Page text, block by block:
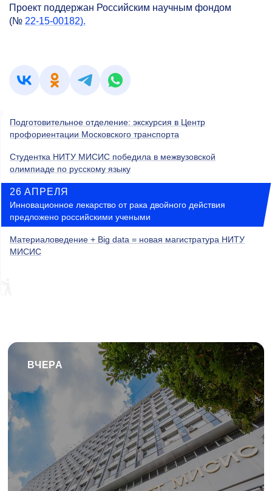
Проект поддержан Российским научным фондом
(№ 22-15-00182).
Подготовительное отделение: экскурсия в Центр
профориентации Московского транспорта
Студентка НИТУ МИСИС победила в межвузовской
олимпиаде по русскому языку
26 АПРЕЛЯ
Инновационное лекарство от рака двойного действия
предложено российскими учеными
Материаловедение + Big data = новая магистратура НИТУ
МИСИС
ВЧЕРА